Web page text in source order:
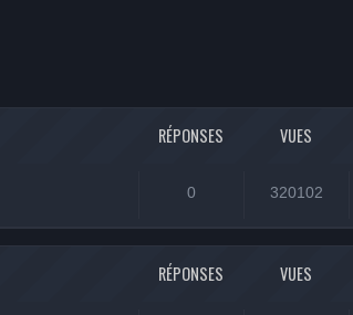
RÉPONSES VUES
0 320102
RÉPONSES VUES